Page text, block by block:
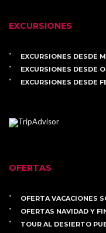
EXCURSIONES
EXCURSIONES DESDE
EXCURSIONES DESDE
EXCURSIONES DESDE
OFERTAS
OFERTA VACACIONES
OFERTAS NAVIDAD Y
TOUR AL DESIERTO